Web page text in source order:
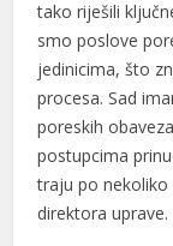
tako riješili
smo poslove
jedinicima, što
procesa. Sad
poreskih
postupcima
traju po nekoliko
direktora uprave.